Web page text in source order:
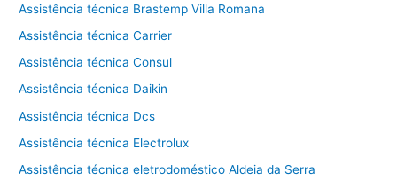
Assistência técnica Brastemp Villa Romana
Assistência técnica Carrier
Assistência técnica Consul
Assistência técnica Daikin
Assistência técnica Dcs
Assistência técnica Electrolux
Assistência técnica eletrodoméstico Aldeia da Serra